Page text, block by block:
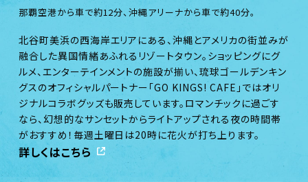
那覇空港から車で約12分、沖縄アリーナから車で約40分。
北谷町美浜の西海岸エリアにある、沖縄とアメリカの街並みが
融合した異国情緒あふれるリゾートタウン。ショッピングにグ
ルメ、エンターテインメントの施設が揃い、琉球ゴールデンキン
グスのオフィシャルパートナー「GO KINGS! CAFE」ではオリ
ジナルコラボグッズも販売しています。ロマンチックに過ごす
なら、幻想的なサンセットからライトアップされる夜の時間帯
がおすすめ！毎週土曜日は20時に花火が打ち上ります。
詳しくはこちら